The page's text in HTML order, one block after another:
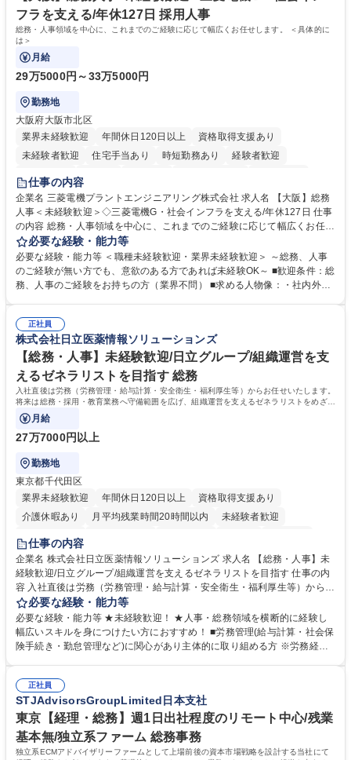
務の持ち帰りも禁止されており、メリハリのある働き方となります。 学
歴・資格 学歴：大学院 大学 高専 短大 語学力： 資格：
フラを支える/年休127日 採用人事
総務・人事領域を中心に、これまでのご経験に応じて幅広くお任せします。 ＜具体的に
は＞
月給
29万5000円～33万5000円
勤務地
大阪府大阪市北区
業界未経験歓迎
年間休日120日以上
資格取得支援あり
未経験者歓迎
住宅手当あり 時短勤務あり
経験者歓迎
退職金あり
駅近5分以内
土日祝休み 服装自由 寮・社宅あり 食事補助あり
仕事の内容
企業名 三菱電機プラントエンジニアリング株式会社 求人名 【大阪】総務
人事＜未経験歓迎＞◇三菱電機G・社会インフラを支える/年休127日 仕事
の内容 総務・人事領域を中心に、これまでのご経験に応じて幅広くお任せ
します。 ＜具体的には＞ ・総務/人事労務（給与・社保・勤怠管理など）
・採用・教育研修 ・福利厚生運用 など ※基本的には事務所勤務ですが、
採用や教育等の業務内容により、関西圏以外への日帰り・宿泊を伴う国内
出張もございます。 ※担当業務を持ちつつ、お互いに助け合いながら、総
必要な経験・能力等
必要な経験・能力等 ＜職種未経験歓迎・業界未経験歓迎＞ ～総務、人事
のご経験が無い方でも、意欲のある方であれば未経験OK～ ■歓迎条件：総
務、人事のご経験をお持ちの方（業界不問） ■求める人物像：・社内外の
正社員
株式会社日立医薬情報ソリューションズ
【総務・人事】未経験歓迎/日立グループ/組織運営を支
えるゼネラリストを目指す 総務
入社直後は労務（労務管理・給与計算・安全衛生・福利厚生等）からお任せいたします。
将来は総務・採用・教育業務へ守備範囲を広げ、組織運営を支えるゼネラリストをめざせ
ます。
月給
27万7000円以上
勤務地
東京都千代田区
業界未経験歓迎
年間休日120日以上
資格取得支援あり
介護休暇あり
月平均残業時間20時間以内
未経験者歓迎
住宅手当あり
育休あり
完全週休2日制 交通費支給 土日祝休み 寮・社宅あり
仕事の内容
企業名 株式会社日立医薬情報ソリューションズ 求人名 【総務・人事】未
経験歓迎/日立グループ/組織運営を支えるゼネラリストを目指す 仕事の内
容 入社直後は労務（労務管理・給与計算・安全衛生・福利厚生等）からお
任せいたします。将来は総務・採用・教育業務へ守備範囲を広げ、組織運
営を支えるゼネラリストをめざせます。 ・初期業務：労働時間管理、給与
計算、社会保険対応、福利厚生管理、安全衛生、健康経営推進等をお任せ
します。ご経験に応じて、休職者管理など、幅広く経験を積んでいただき
幅広く経験を積みたい意欲がある方に最適な環境です。 募集職種 【総
務・人事】未経験歓迎/日立グループ/組織運営を支えるゼネラリストを目
指す
必要な経験・能力等
必要な経験・能力等 ★未経験歓迎！ ★人事・総務領域を横断的に経験し
幅広いスキルを身につけたい方におすすめ！ ■労務管理(給与計算・社会保
険手続き・勤怠管理など)に関心があり主体的に取り組める方 ※労務経験
のご経験 ■労務管理（給与計算・社会保険手続き・勤怠管理など）の経験
■衛生管理者の資格をお持ちの方 学歴・資格 学歴：大学院 大学 高専 短大
専修学校 高校 語学力： 資格：
正社員
STJAdvisorsGroupLimited日本支社
東京【経理・総務】週1日出社程度のリモート中心/残業
基本無/独立系ファーム 総務事務
独立系ECMアドバイザリーファームとして上場前後の資本市場戦略を設計する当社にて